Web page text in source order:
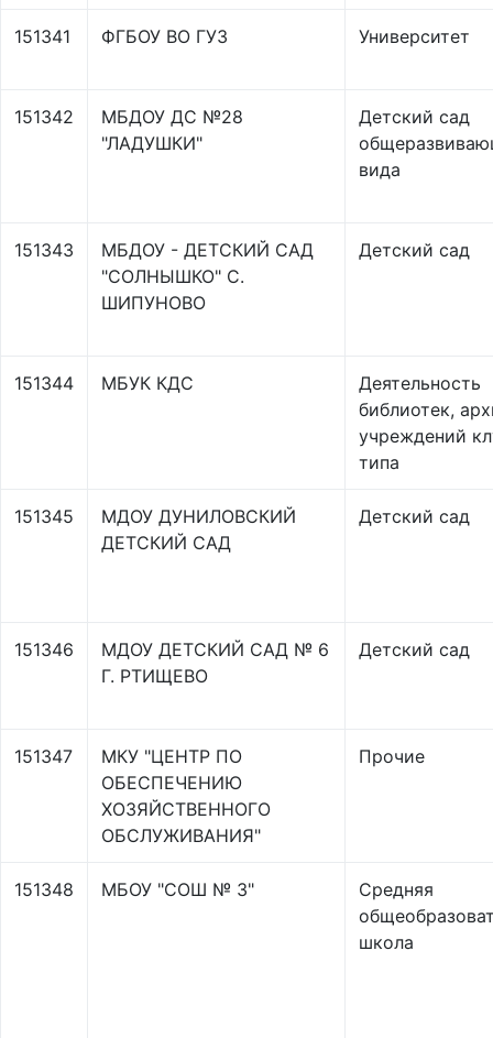
151341 ФГБОУ ВО ГУЗ Университет
151342
МБДОУ ДС №28
"ЛАДУШКИ"
Детский сад
вида
151343
МБДОУ - ДЕТСКИЙ САД
"СОЛНЫШКО" С.
ШИПУНОВО
Детский сад
151344 МБУК КДС
Деятельность
библиотек,
учреждений
типа
151345
МДОУ ДУНИЛОВСКИЙ
ДЕТСКИЙ САД
Детский сад
151346
МДОУ ДЕТСКИЙ САД № 6
Г. РТИЩЕВО
Детский сад
151347
МКУ "ЦЕНТР ПО
ОБЕСПЕЧЕНИЮ
ХОЗЯЙСТВЕННОГО
ОБСЛУЖИВАНИЯ"
Прочие
151348 МБОУ "СОШ № 3"
Средняя
школа